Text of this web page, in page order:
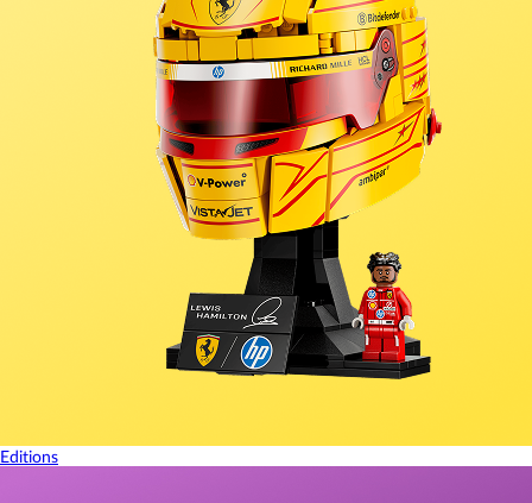
Editions